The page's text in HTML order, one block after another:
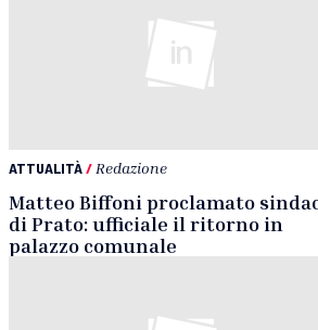
ATTUALITÀ/ Redazione
Matteo Biffoni proclamato
di Prato: ufficiale il ritorno in
palazzo comunale